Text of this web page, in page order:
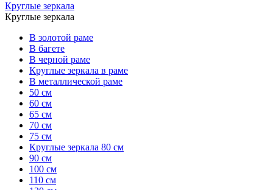
Круглые зеркала
Круглые зеркала
В золотой раме
В багете
В черной раме
Круглые зеркала в раме
В металлической раме
50 см
60 см
65 см
70 см
75 см
Круглые зеркала 80 см
90 см
100 см
110 см